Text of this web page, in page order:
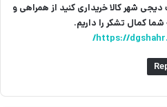
شهر کالا خریداری کنید از همراهی و
کمال تشکر را داریم.
https://